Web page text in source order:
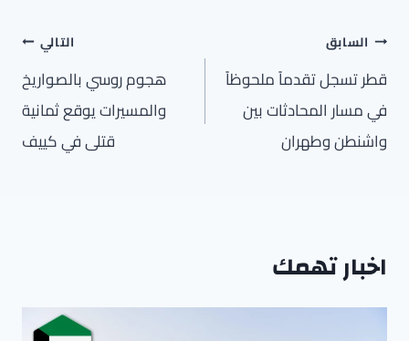
تصفّح
المقالات
السابق
قطر تسجل تقدماً ملحوظاً
في مسار المحادثات بين
واشنطن وطهران
التالي
هجوم روسي بالصواريخ
والمسيرات يوقع ثمانية
قتلى في كييف
اخبار تهمك